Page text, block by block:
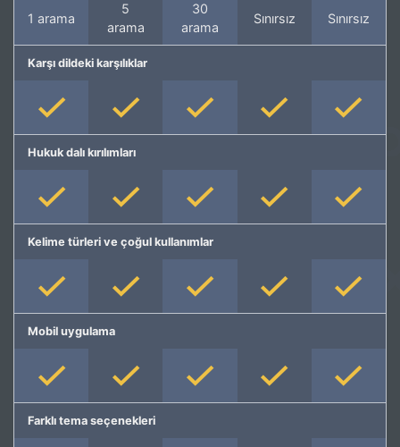
1 arama
5
arama
30
arama
Sınırsız Sınırsız
Karşı dildeki karşılıklar
Hukuk dalı kırılımları
Kelime türleri ve çoğul kullanımlar
Mobil uygulama
Farklı tema seçenekleri